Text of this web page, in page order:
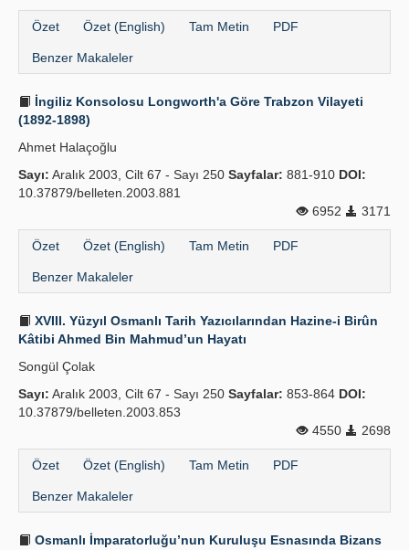
Özet Özet (English) Tam Metin PDF
Benzer Makaleler
İngiliz Konsolosu Longworth'a Göre Trabzon Vilayeti
(1892-1898)
Ahmet Halaçoğlu
Sayı: Aralık 2003, Cilt 67 - Sayı 250 Sayfalar: 881-910 DOI:
10.37879/belleten.2003.881
6952
3171
Özet Özet (English) Tam Metin PDF
Benzer Makaleler
XVIII. Yüzyıl Osmanlı Tarih Yazıcılarından Hazine-i Birûn
Kâtibi Ahmed Bin Mahmud’un Hayatı
Songül Çolak
Sayı: Aralık 2003, Cilt 67 - Sayı 250 Sayfalar: 853-864 DOI:
10.37879/belleten.2003.853
4550
2698
Özet Özet (English) Tam Metin PDF
Benzer Makaleler
Osmanlı İmparatorluğu’nun Kuruluşu Esnasında Bizans